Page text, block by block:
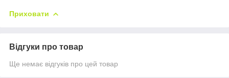
Приховати
Відгуки про товар
Ще немає відгуків про цей товар